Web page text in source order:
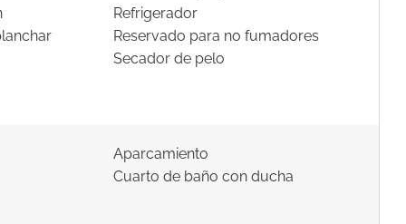
Refrigerador
Reservado para no fumadores
Secador de pelo
Aparcamiento
Cuarto de baño con ducha